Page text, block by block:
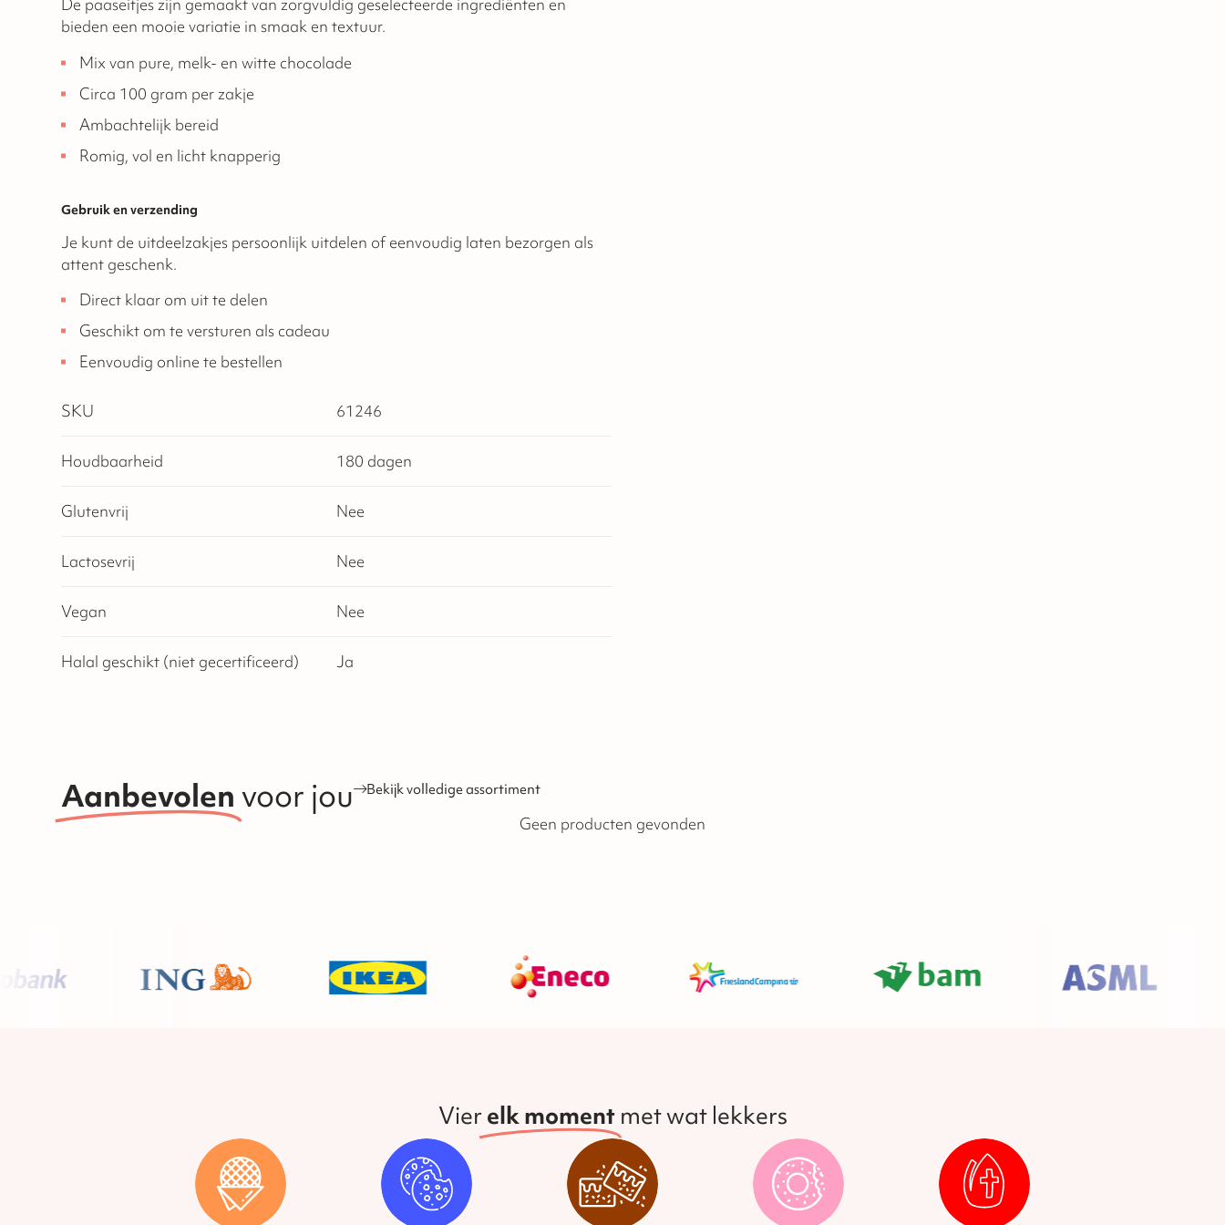
De paaseitjes zijn gemaakt van zorgvuldig geselecteerde ingrediënten en
bieden een mooie variatie in smaak en textuur.
Mix van pure, melk- en witte chocolade
Circa 100 gram per zakje
Ambachtelijk bereid
Romig, vol en licht knapperig
Gebruik en verzending
Je kunt de uitdeelzakjes persoonlijk uitdelen of eenvoudig laten bezorgen als
attent geschenk.
Direct klaar om uit te delen
Geschikt om te versturen als cadeau
Eenvoudig online te bestellen
SKU 61246
Houdbaarheid 180 dagen
Glutenvrij Nee
Lactosevrij Nee
Vegan Nee
Halal geschikt (niet gecertificeerd) Ja
Aanbevolen voor jou Bekijk volledige assortiment
Geen producten gevonden
Vier elk moment met wat lekkers